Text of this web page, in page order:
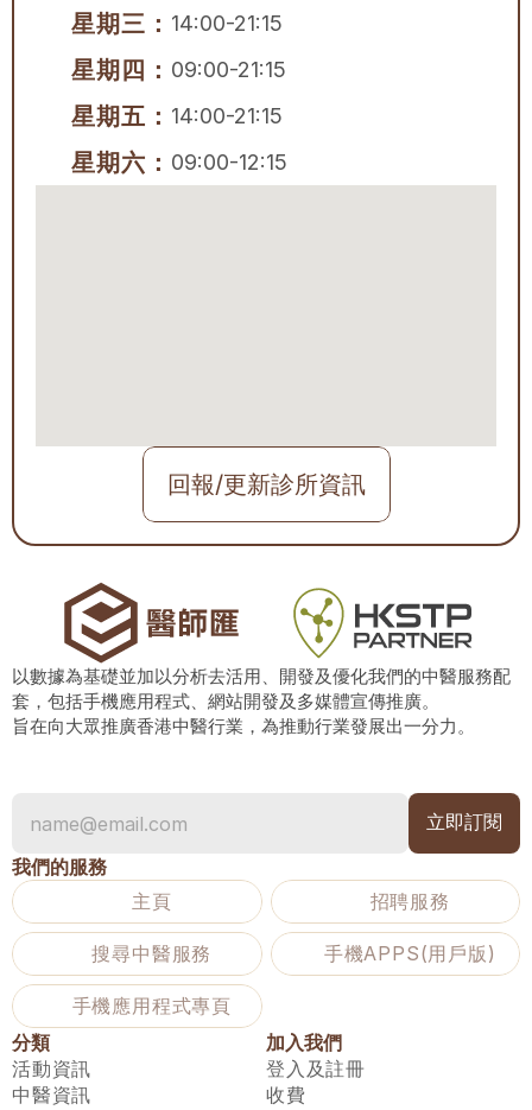
星期三： 14:00-21:15
星期四： 09:00-21:15
星期五： 14:00-21:15
星期六： 09:00-12:15
回報/更新診所資訊
以數據為基礎並加以分析去活用、開發及優化我們的中醫服務配
套，包括手機應用程式、網站開發及多媒體宣傳推廣。
旨在向大眾推廣香港中醫行業，為推動行業發展出一分力。
我們的服務
主頁
招聘服務
搜尋中醫服務 手機APPS(用戶版)
手機應用程式專頁
分類
活動資訊
中醫資訊
加入我們
登入及註冊
收費